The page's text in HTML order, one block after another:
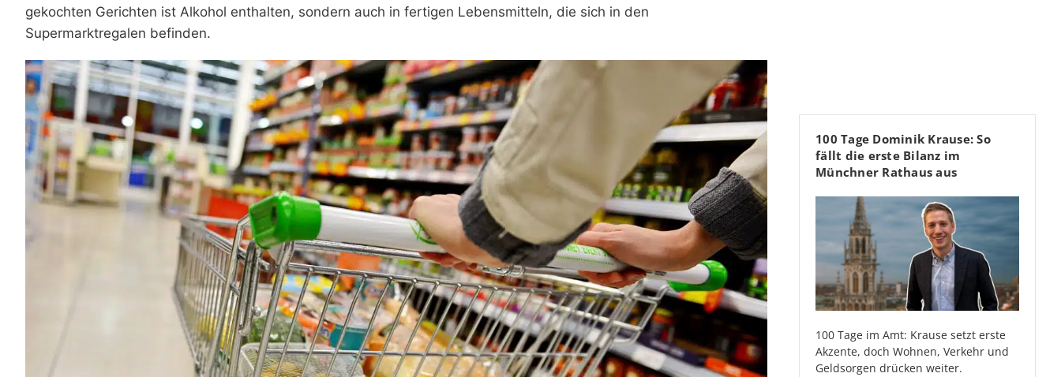
gekochten Gerichten ist Alkohol enthalten, sondern auch in fertigen Lebensmitteln, die sich in den
Supermarktregalen befinden.
100 Tage Dominik Krause: So
fällt die erste Bilanz im
Münchner Rathaus aus
100 Tage im Amt: Krause setzt erste
Akzente, doch Wohnen, Verkehr und
Geldsorgen drücken weiter.